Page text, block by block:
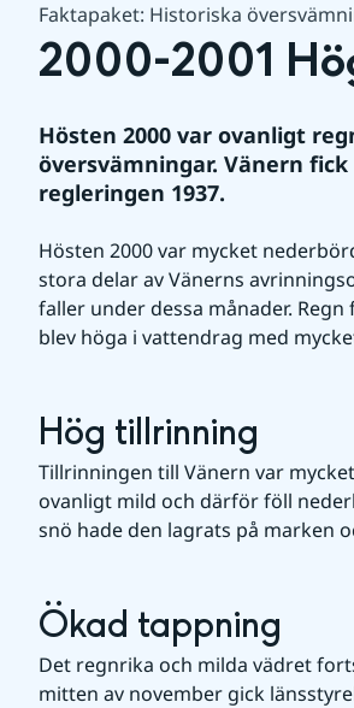
Faktapaket: Historiska
2000-2001
Hösten 2000 var ovanligt
översvämningar. Vänern
regleringen 1937.
Hösten 2000 var mycket
stora delar av Vänerns
faller under dessa månader.
blev höga i vattendrag med
Hög tillrinning
Tillrinningen till Vänern var
ovanligt mild och därför föll
snö hade den lagrats på marken
Ökad tappning
Det regnrika och milda vädret
mitten av november gick